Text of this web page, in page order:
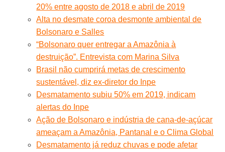
20% entre agosto de 2018 e abril de 2019
Alta no desmate coroa desmonte ambiental de
Bolsonaro e Salles
“Bolsonaro quer entregar a Amazônia à
destruição”. Entrevista com Marina Silva
Brasil não cumprirá metas de crescimento
sustentável, diz ex-diretor do Inpe
Desmatamento subiu 50% em 2019, indicam
alertas do Inpe
Ação de Bolsonaro e indústria de cana-de-açúcar
ameaçam a Amazônia, Pantanal e o Clima Global
Desmatamento já reduz chuvas e pode afetar